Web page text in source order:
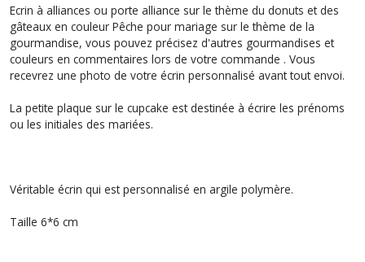
Ecrin à alliances ou porte alliance sur le thème du donuts et des
gâteaux en couleur Pêche pour mariage sur le thème de la
gourmandise, vous pouvez précisez d'autres gourmandises et
couleurs en commentaires lors de votre commande . Vous
recevrez une photo de votre écrin personnalisé avant tout envoi.
La petite plaque sur le cupcake est destinée à écrire les prénoms
ou les initiales des mariées.
Véritable écrin qui est personnalisé en argile polymère.
Taille 6*6 cm